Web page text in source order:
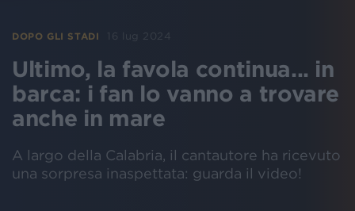
DOPO GLI STADI 16 lug 2024
Ultimo, la favola continua... in
barca: i fan lo vanno a trovare
anche in mare
A largo della Calabria, il cantautore ha ricevuto
una sorpresa inaspettata: guarda il video!